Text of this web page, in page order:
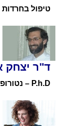
טיפול
ד"ר יצחק
P.h.D – נטורופת